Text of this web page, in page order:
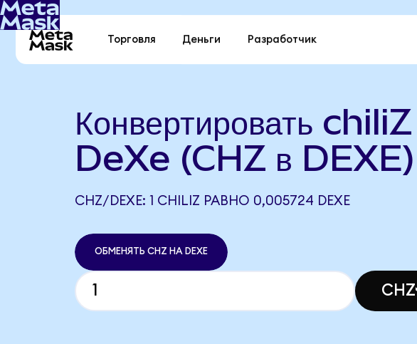
Торговля Деньги Разработчик
Конвертировать
DeXe (CHZ в DEXE)
CHZ/DEXE: 1 CHILIZ РАВНО 0,005724 DEXE
ОБМЕНЯТЬ CHZ НА DEXE
CHZ